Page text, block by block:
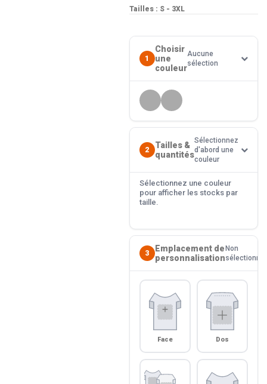
Tailles : S - 3XL
1
Choisir
une
couleur
Aucune
sélection
2
Tailles &
quantités
Sélectionnez
d'abord une
couleur
Sélectionnez une couleur
pour afficher les stocks par
taille.
3
Emplacement de
personnalisation
Non
sélectionné
Face Dos